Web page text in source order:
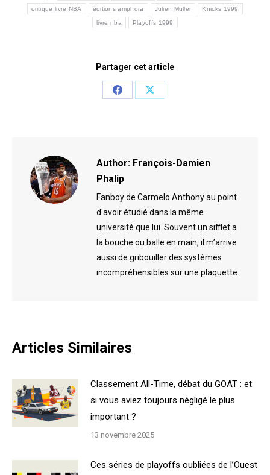
critique livre NBA éditions amphora Julien Muller Knicks 1999
livre nba Playoffs 1999
Partager cet article
Share
Share
Author: François-Damien
Phalip
Fanboy de Carmelo Anthony au point
d'avoir étudié dans la même
université que lui. Souvent un sifflet a
la bouche ou balle en main, il m’arrive
aussi de gribouiller des systèmes
incompréhensibles sur une plaquette.
Articles Similaires
Classement All-Time, débat du GOAT : et
si vous aviez toujours négligé le plus
important ?
13 novembre 2025
Ces séries de playoffs oubliées de l’Ouest